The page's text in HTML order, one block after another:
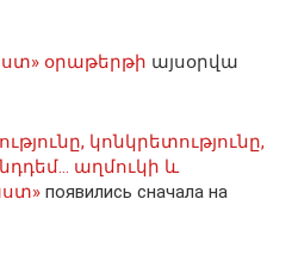
օրաթերթի այսօրվա
կոնկրետությունը,
աղմուկի և
появились сначала на